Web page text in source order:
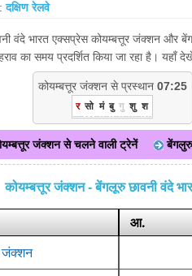
दक्षिण रेलवे
भारत एक्सप्रेस कोयम्बत्तूर जंक्शन और
का समय प्रदर्शित किया जा रहा है।
कोयम्बत्तूर जंक्शन से प्रस्थान 07:25
र सो मं बु गु शु श
जंक्शन से चलने वाली ट्रेनें
कोयम्बत्तूर जंक्शन - बेंगलूरु छावनी वंदे
आ.
जंक्शन